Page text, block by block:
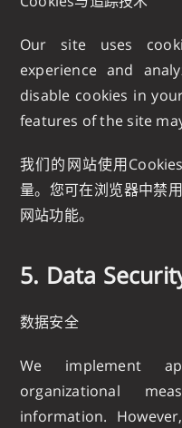
Our site uses
experience and
disable cookies in
features of the site
我们的网站使用
量。您可在浏览器中禁
网站功能。
5. Data
数据安全
We implement
organizational
information.